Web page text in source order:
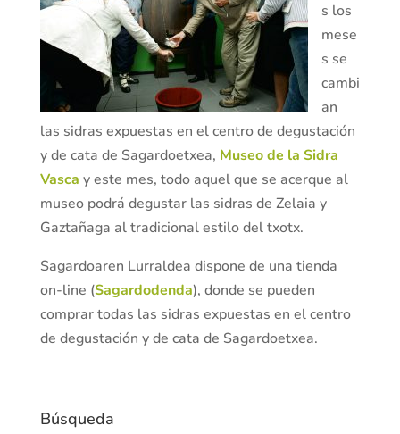
s los
mese
s se
cambi
an
las sidras expuestas en el centro de degustación
y de cata de Sagardoetxea, Museo de la Sidra
Vasca y este mes, todo aquel que se acerque al
museo podrá degustar las sidras de Zelaia y
Gaztañaga al tradicional estilo del txotx.
Sagardoaren Lurraldea dispone de una tienda
on-line (Sagardodenda), donde se pueden
comprar todas las sidras expuestas en el centro
de degustación y de cata de Sagardoetxea.
Búsqueda